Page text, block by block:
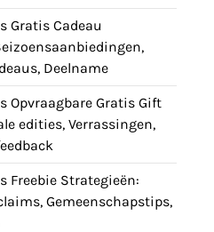
Gratis Cadeau
Deelname
Opvraagbare Gratis Gift
edities, Verrassingen,
Freebie Strategieën:
Gemeenschapstips,